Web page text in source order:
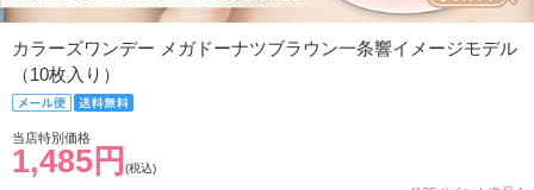
カラーズワンデー メガドーナツブラウン一条響イメージモデル
（10枚入り）
当店特別価格
1,485円 (税込)